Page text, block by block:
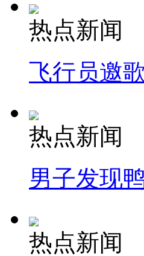
热点新闻
飞行员邀
热点新闻
男子发现
热点新闻